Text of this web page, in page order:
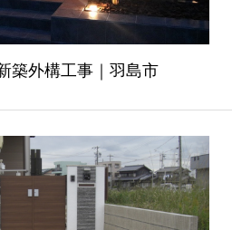
築外構工事｜羽島市